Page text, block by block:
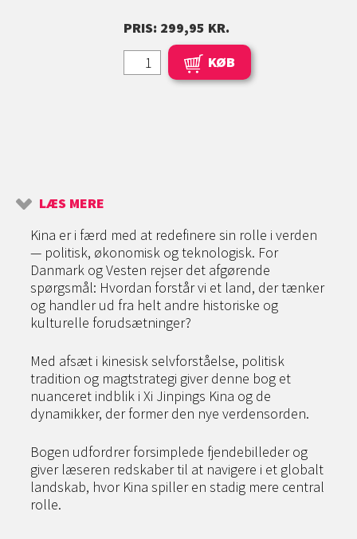
PRIS: 299,95 KR.
KØB
LÆS MERE
Kina er i færd med at redefinere sin rolle i verden
— politisk, økonomisk og teknologisk. For
Danmark og Vesten rejser det afgørende
spørgsmål: Hvordan forstår vi et land, der tænker
og handler ud fra helt andre historiske og
kulturelle forudsætninger?
Med afsæt i kinesisk selvforståelse, politisk
tradition og magtstrategi giver denne bog et
nuanceret indblik i Xi Jinpings Kina og de
dynamikker, der former den nye verdensorden.
Bogen udfordrer forsimplede fjendebilleder og
giver læseren redskaber til at navigere i et globalt
landskab, hvor Kina spiller en stadig mere central
rolle.